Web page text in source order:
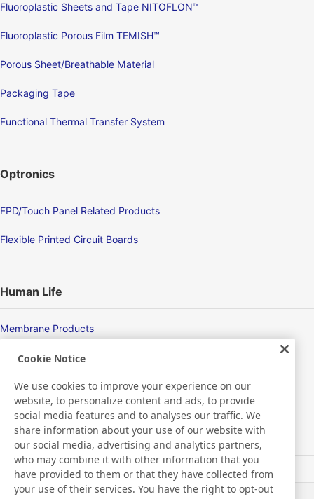
Fluoroplastic Sheets and Tape NITOFLON™
Fluoroplastic Porous Film TEMISH™
Porous Sheet/Breathable Material
Packaging Tape
Functional Thermal Transfer System
Optronics
FPD/Touch Panel Related Products
Flexible Printed Circuit Boards
Human Life
Membrane Products
Medical Products
Hygiene
New Products/Technologies
Flex Sensing
Cookie Notice
We use cookies to improve your experience on our
website, to personalize content and ads, to provide
social media features and to analyses our traffic. We
share information about your use of our website with
our social media, advertising and analytics partners,
who may combine it with other information that you
have provided to them or that they have collected from
your use of their services. You have the right to opt-out